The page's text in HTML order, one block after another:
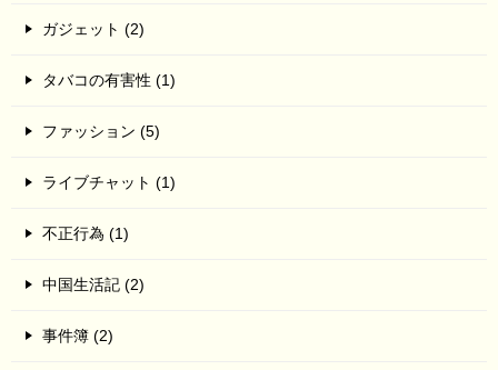
ガジェット (2)
タバコの有害性 (1)
ファッション (5)
ライブチャット (1)
不正行為 (1)
中国生活記 (2)
事件簿 (2)